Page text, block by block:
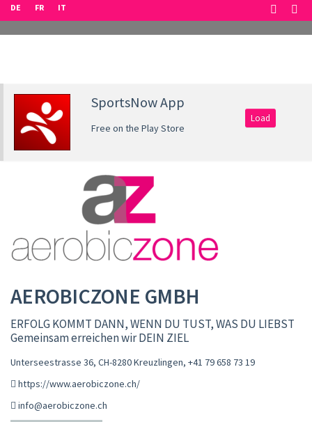
DE FR IT
SportsNow App
Free on the Play Store
Load
AEROBICZONE GMBH
ERFOLG KOMMT DANN, WENN DU TUST, WAS DU LIEBST
Gemeinsam erreichen wir DEIN ZIEL
Unterseestrasse 36, CH-8280 Kreuzlingen, +41 79 658 73 19
https://www.aerobiczone.ch/
info@aerobiczone.ch